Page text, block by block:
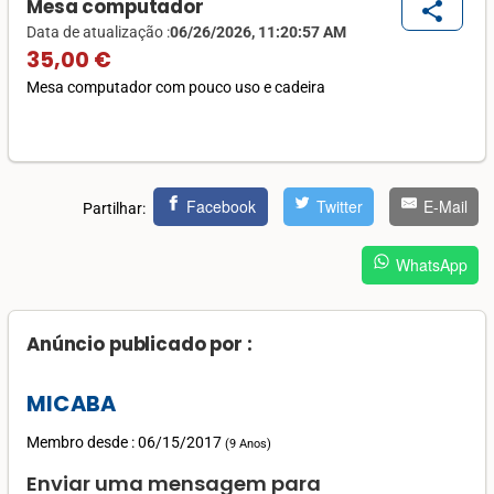
Mesa computador
Data de atualização :06/26/2026, 11:20:57 AM
35,00 €
share
Mesa computador com pouco uso e cadeira
Partilhar: Facebook Twitter E-Mail
WhatsApp
Anúncio publicado por :
MICABA
Membro desde : 06/15/2017 (9 Anos)
Enviar uma mensagem para